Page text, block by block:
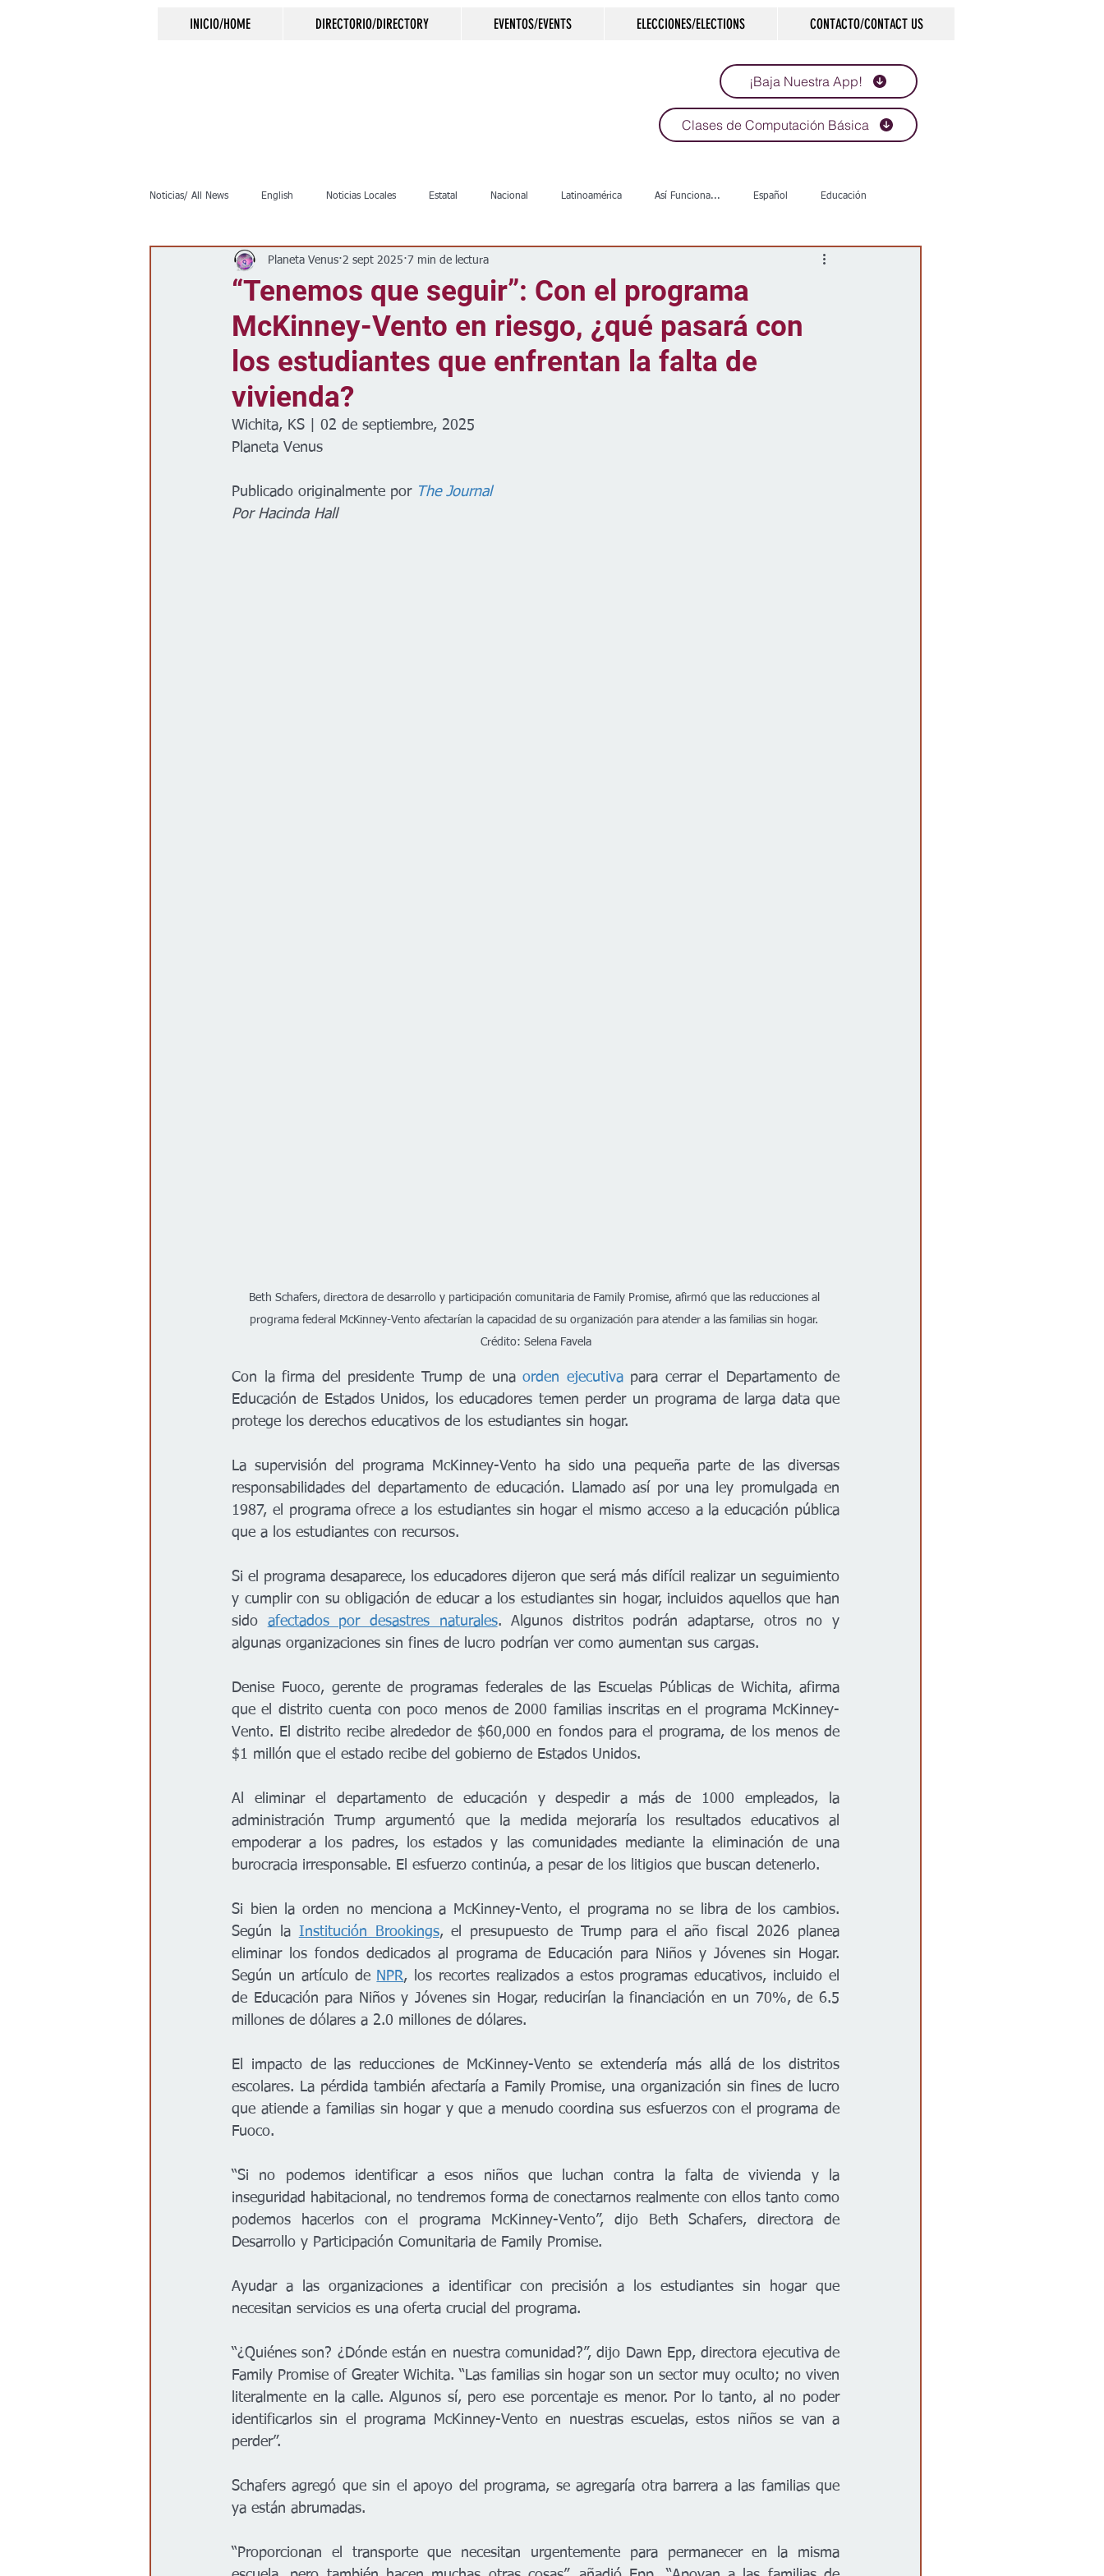
INICIO/HOME DIRECTORIO/DIRECTORY EVENTOS/EVENTS ELECCIONES/ELECTIONS CONTACTO/CONTACT US
¡Baja Nuestra App!
Clases de Computación Básica
Noticias/ All News English Noticias Locales Estatal Nacional Latinoamérica Así Funciona... Español Educación
Inmigración Crimen Negocios Salud Arte & Cultura
Clima Vivienda Escuelas Calles Desamparados Carreteras Comunidad Historias que inspiran
Espectáculos
“Tenemos que seguir”: Con el programa
McKinney-Vento en riesgo, ¿qué pasará con
los estudiantes que enfrentan la falta de
vivienda?
Planeta Venus 2 sept 2025 7 min de lectura
Wichita, KS | 02 de septiembre, 2025
Planeta Venus
Publicado originalmente por The Journal
Por Hacinda Hall
Beth Schafers, directora de desarrollo y participación comunitaria de Family Promise, afirmó que las reducciones al
programa federal McKinney-Vento afectarían la capacidad de su organización para atender a las familias sin hogar.
Crédito: Selena Favela
Con la firma del presidente Trump de una orden ejecutiva para cerrar el Departamento de
Educación de Estados Unidos, los educadores temen perder un programa de larga data que
protege los derechos educativos de los estudiantes sin hogar.
La supervisión del programa McKinney-Vento ha sido una pequeña parte de las diversas
responsabilidades del departamento de educación. Llamado así por una ley promulgada en
1987, el programa ofrece a los estudiantes sin hogar el mismo acceso a la educación pública
que a los estudiantes con recursos.
Si el programa desaparece, los educadores dijeron que será más difícil realizar un seguimiento
y cumplir con su obligación de educar a los estudiantes sin hogar, incluidos aquellos que han
sido afectados por desastres naturales. Algunos distritos podrán adaptarse, otros no y
algunas organizaciones sin fines de lucro podrían ver como aumentan sus cargas.
Denise Fuoco, gerente de programas federales de las Escuelas Públicas de Wichita, afirma
que el distrito cuenta con poco menos de 2000 familias inscritas en el programa McKinney-
Vento. El distrito recibe alrededor de $60,000 en fondos para el programa, de los menos de
$1 millón que el estado recibe del gobierno de Estados Unidos.
Al eliminar el departamento de educación y despedir a más de 1000 empleados, la
administración Trump argumentó que la medida mejoraría los resultados educativos al
empoderar a los padres, los estados y las comunidades mediante la eliminación de una
burocracia irresponsable. El esfuerzo continúa, a pesar de los litigios que buscan detenerlo.
Si bien la orden no menciona a McKinney-Vento, el programa no se libra de los cambios.
Según la Institución Brookings, el presupuesto de Trump para el año fiscal 2026 planea
eliminar los fondos dedicados al programa de Educación para Niños y Jóvenes sin Hogar.
Según un artículo de NPR, los recortes realizados a estos programas educativos, incluido el
de Educación para Niños y Jóvenes sin Hogar, reducirían la financiación en un 70%, de 6.5
millones de dólares a 2.0 millones de dólares.
El impacto de las reducciones de McKinney-Vento se extendería más allá de los distritos
escolares. La pérdida también afectaría a Family Promise, una organización sin fines de lucro
que atiende a familias sin hogar y que a menudo coordina sus esfuerzos con el programa de
Fuoco.
“Si no podemos identificar a esos niños que luchan contra la falta de vivienda y la
inseguridad habitacional, no tendremos forma de conectarnos realmente con ellos tanto como
podemos hacerlos con el programa McKinney-Vento”, dijo Beth Schafers, directora de
Desarrollo y Participación Comunitaria de Family Promise.
Ayudar a las organizaciones a identificar con precisión a los estudiantes sin hogar que
necesitan servicios es una oferta crucial del programa.
“¿Quiénes son? ¿Dónde están en nuestra comunidad?”, dijo Dawn Epp, directora ejecutiva de
Family Promise of Greater Wichita. “Las familias sin hogar son un sector muy oculto; no viven
literalmente en la calle. Algunos sí, pero ese porcentaje es menor. Por lo tanto, al no poder
identificarlos sin el programa McKinney-Vento en nuestras escuelas, estos niños se van a
perder”.
Schafers agregó que sin el apoyo del programa, se agregaría otra barrera a las familias que
ya están abrumadas.
“Proporcionan el transporte que necesitan urgentemente para permanecer en la misma